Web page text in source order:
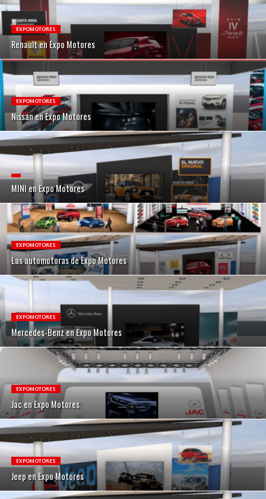
EXPOMOTORES
Renault en Expo Motores
EXPOMOTORES
Nissan en Expo Motores
MINI en Expo Motores
EXPOMOTORES
Las automotoras de Expo Motores
EXPOMOTORES
Mercedes-Benz en Expo Motores
EXPOMOTORES
Jac en Expo Motores
EXPOMOTORES
Jeep en Expo Motores